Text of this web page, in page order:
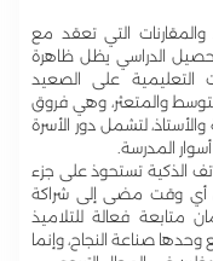
والمقارنات التي تعقد مع
الدراسي يظل ظاهرة
على الصعيد
والمتعثر، وهي فروق
لتشمل دور الأسرة
المدرسة.
الذكية تستحوذ على جزء
من أي وقت مضى إلى شراكة
متابعة فعالة للتلاميذ
صناعة النجاح، وإنما